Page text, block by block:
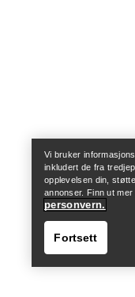
Vi bruker
inkludert de fra
opplevelsen din,
annonser. Finn ut mer
personvern.
Fortsett